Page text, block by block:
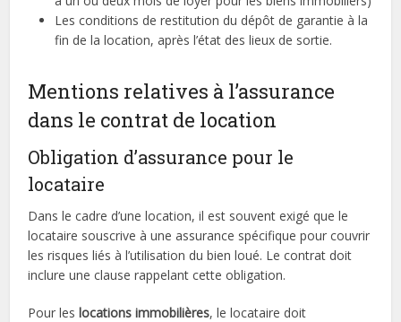
Les conditions de restitution du dépôt de garantie à la
fin de la location, après l’état des lieux de sortie.
Mentions relatives à l’assurance
dans le contrat de location
Obligation d’assurance pour le
locataire
Dans le cadre d’une location, il est souvent exigé que le
locataire souscrive à une assurance spécifique pour couvrir
les risques liés à l’utilisation du bien loué. Le contrat doit
inclure une clause rappelant cette obligation.
Pour leslocations immobilières, le locataire doit